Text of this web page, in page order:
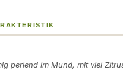
perlend im Mund, mit viel